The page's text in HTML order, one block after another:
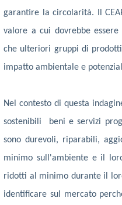
garantire la circolarità. Il
valore a cui dovrebbe
che ulteriori gruppi di
impatto ambientale e
Nel contesto di questa
sostenibili beni e servizi
sono durevoli, riparabili,
minimo sull'ambiente e il
ridotti al minimo durante il
identificare sul mercato